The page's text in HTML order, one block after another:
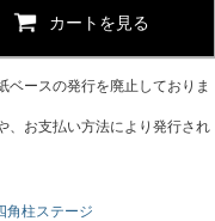
カートを見る
ベースの発行を廃止しておりま
、お支払い方法により発行され
角柱ステージ